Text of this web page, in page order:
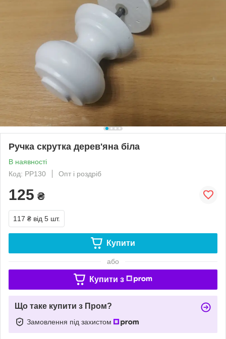
Ручка скрутка дерев'яна біла
В наявності
Код: РР130
Опт і роздріб
125 ₴
117 ₴ від 5 шт.
Купити
або
Купити з
Що таке купити з Пром?
Замовлення під захистом